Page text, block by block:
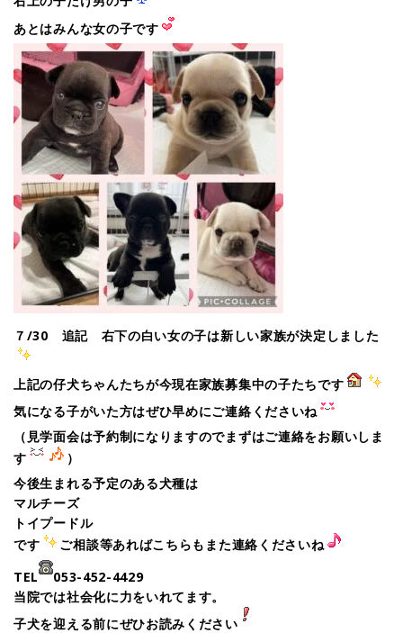
あとはみんな女の子です
７/30 追記 右下の白い女の子は新しい家族が決定しました
上記の仔犬ちゃんたちが今現在家族募集中の子たちです
気になる子がいた方はぜひ早めにご連絡くださいね
（見学面会は予約制になりますのでまずはご連絡をお願いしま
す
）
今後生まれる予定のある犬種は
マルチーズ
トイプードル
です
ご相談等あればこちらもまた連絡くださいね
TEL
053-452-4429
当院では社会化に力をいれてます。
子犬を迎える前にぜひお読みください